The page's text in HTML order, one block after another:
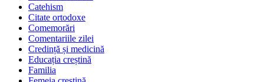
Catehism
Citate ortodoxe
Comemorări
Comentariile zilei
Credință și medicină
Educația creștină
Familia